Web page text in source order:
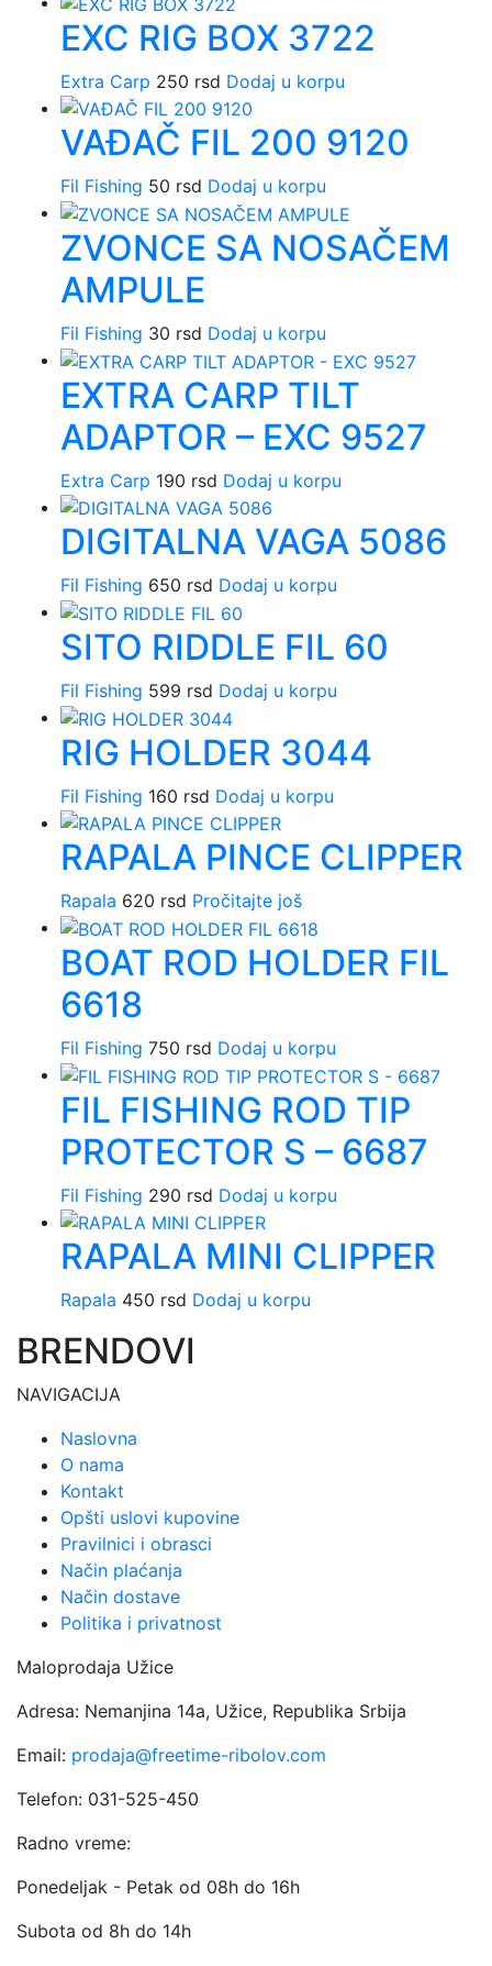
EXC RIG BOX 3722
Extra Carp 250 rsd Dodaj u korpu
VAĐAČ FIL 200 9120
Fil Fishing 50 rsd Dodaj u korpu
ZVONCE SA NOSAČEM
AMPULE
Fil Fishing 30 rsd Dodaj u korpu
EXTRA CARP TILT
ADAPTOR – EXC 9527
Extra Carp 190 rsd Dodaj u korpu
DIGITALNA VAGA 5086
Fil Fishing 650 rsd Dodaj u korpu
SITO RIDDLE FIL 60
Fil Fishing 599 rsd Dodaj u korpu
RIG HOLDER 3044
Fil Fishing 160 rsd Dodaj u korpu
RAPALA PINCE CLIPPER
Rapala 620 rsd Pročitajte još
BOAT ROD HOLDER FIL
6618
Fil Fishing 750 rsd Dodaj u korpu
FIL FISHING ROD TIP
PROTECTOR S – 6687
Fil Fishing 290 rsd Dodaj u korpu
RAPALA MINI CLIPPER
Rapala 450 rsd Dodaj u korpu
BRENDOVI
NAVIGACIJA
Naslovna
O nama
Kontakt
Opšti uslovi kupovine
Pravilnici i obrasci
Način plaćanja
Način dostave
Politika i privatnost
Maloprodaja Užice
Adresa: Nemanjina 14a, Užice, Republika Srbija
Email: prodaja@freetime-ribolov.com
Telefon: 031-525-450
Radno vreme:
Ponedeljak - Petak od 08h do 16h
Subota od 8h do 14h